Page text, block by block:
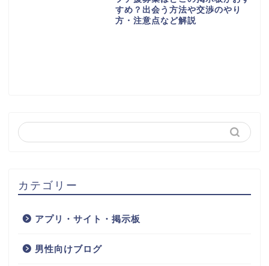
すめ？出会う方法や交渉のやり
方・注意点など解説
カテゴリー
アプリ・サイト・掲示板
男性向けブログ